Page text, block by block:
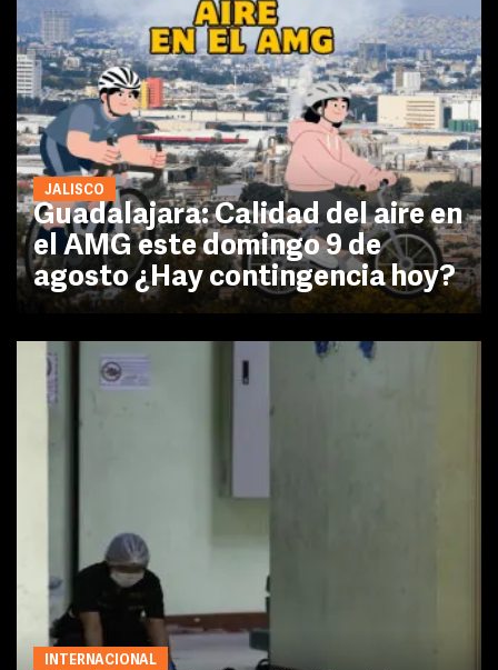
JALISCO
Guadalajara: Calidad del aire en
el AMG este domingo 9 de
agosto ¿Hay contingencia hoy?
INTERNACIONAL